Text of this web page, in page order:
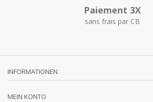
Paiement 3X
sans frais par CB
INFORMATIONEN
MEIN KONTO